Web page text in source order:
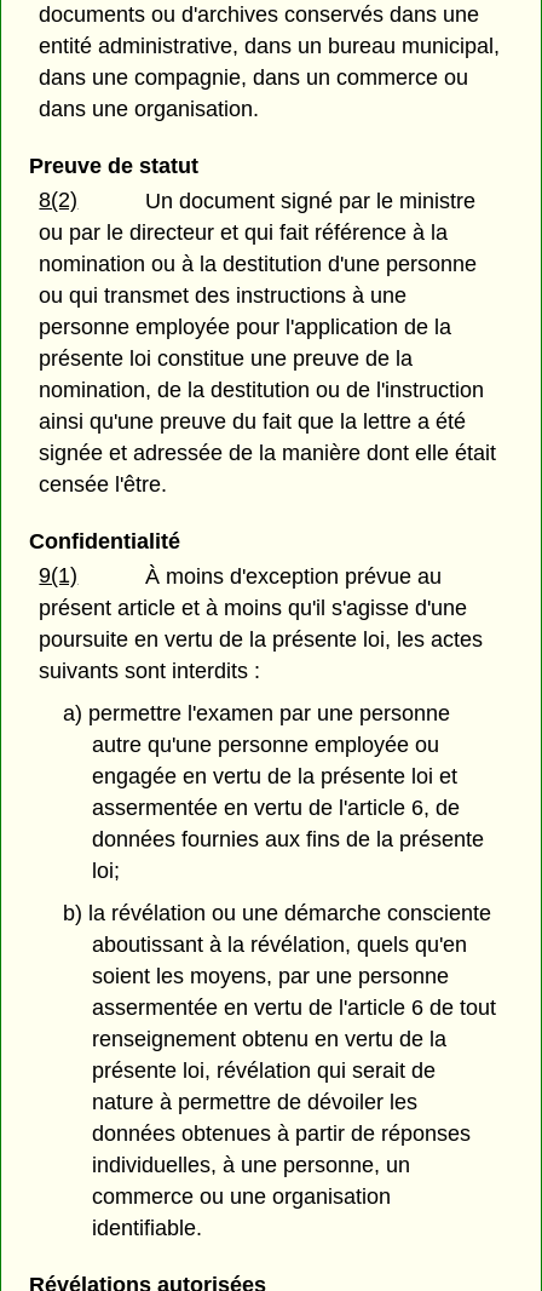
documents ou d'archives conservés dans une
entité administrative, dans un bureau municipal,
dans une compagnie, dans un commerce ou
dans une organisation.
Preuve de statut
8(2)
Un document signé par le ministre
ou par le directeur et qui fait référence à la
nomination ou à la destitution d'une personne
ou qui transmet des instructions à une
personne employée pour l'application de la
présente loi constitue une preuve de la
nomination, de la destitution ou de l'instruction
ainsi qu'une preuve du fait que la lettre a été
signée et adressée de la manière dont elle était
censée l'être.
Confidentialité
9(1)
À moins d'exception prévue au
présent article et à moins qu'il s'agisse d'une
poursuite en vertu de la présente loi, les actes
suivants sont interdits :
a) permettre l'examen par une personne
autre qu'une personne employée ou
engagée en vertu de la présente loi et
assermentée en vertu de l'article 6, de
données fournies aux fins de la présente
loi;
b) la révélation ou une démarche consciente
aboutissant à la révélation, quels qu'en
soient les moyens, par une personne
assermentée en vertu de l'article 6 de tout
renseignement obtenu en vertu de la
présente loi, révélation qui serait de
nature à permettre de dévoiler les
données obtenues à partir de réponses
individuelles, à une personne, un
commerce ou une organisation
identifiable.
Révélations autorisées